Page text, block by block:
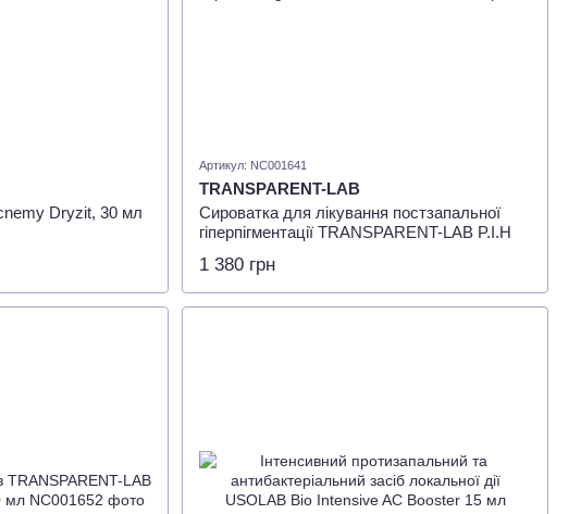
Dryzit, 30 мл
Артикул: NC001641
TRANSPARENT-LAB
Сироватка для лікування постзапальної
гіперпігментації TRANSPARENT-LAB P.I.H
1 380 грн